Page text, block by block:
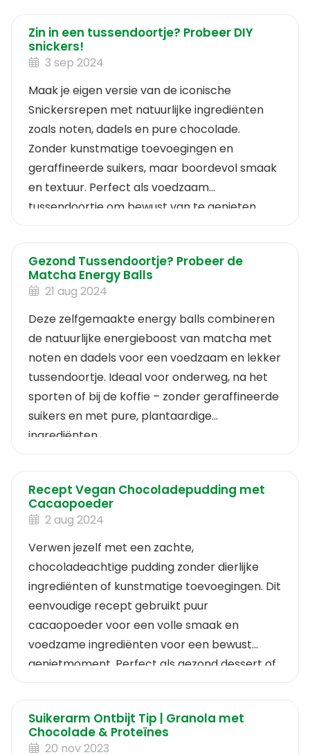
Zin in een tussendoortje? Probeer DIY
snickers!
3 sep 2024
Maak je eigen versie van de iconische
Snickersrepen met natuurlijke ingrediënten
zoals noten, dadels en pure chocolade.
Zonder kunstmatige toevoegingen en
geraffineerde suikers, maar boordevol smaak
en textuur. Perfect als voedzaam
tussendoortje om bewust van te genieten.
Gezond Tussendoortje? Probeer de
Matcha Energy Balls
21 aug 2024
Deze zelfgemaakte energy balls combineren
de natuurlijke energieboost van matcha met
noten en dadels voor een voedzaam en lekker
tussendoortje. Ideaal voor onderweg, na het
sporten of bij de koffie – zonder geraffineerde
suikers en met pure, plantaardige
ingrediënten.
Recept Vegan Chocoladepudding met
Cacaopoeder
2 aug 2024
Verwen jezelf met een zachte,
chocoladeachtige pudding zonder dierlijke
ingrediënten of kunstmatige toevoegingen. Dit
eenvoudige recept gebruikt puur
cacaopoeder voor een volle smaak en
voedzame ingrediënten voor een bewust
genietmoment. Perfect als gezond dessert of
Suikerarm Ontbijt Tip | Granola met
Chocolade & Proteïnes
20 nov 2023